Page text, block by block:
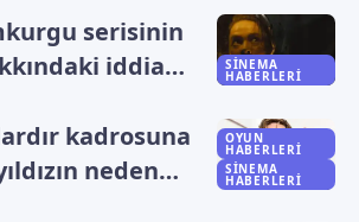
SINEMA
HABERLERI
serisinin
iddia
OYUN
HABERLERI
SINEMA
HABERLERI
kadrosuna
neden